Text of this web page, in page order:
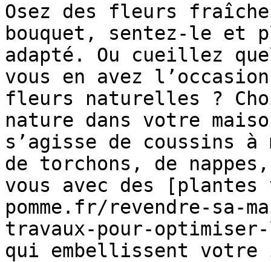
Osez des fleurs
bouquet, sentez-le et
adapté. Ou cueillez
vous en avez
fleurs naturelles ?
nature dans votre
s’agisse de coussins
de torchons, de
vous avec des
pomme.fr/revendre-sa-
travaux-pour-
qui embellissent